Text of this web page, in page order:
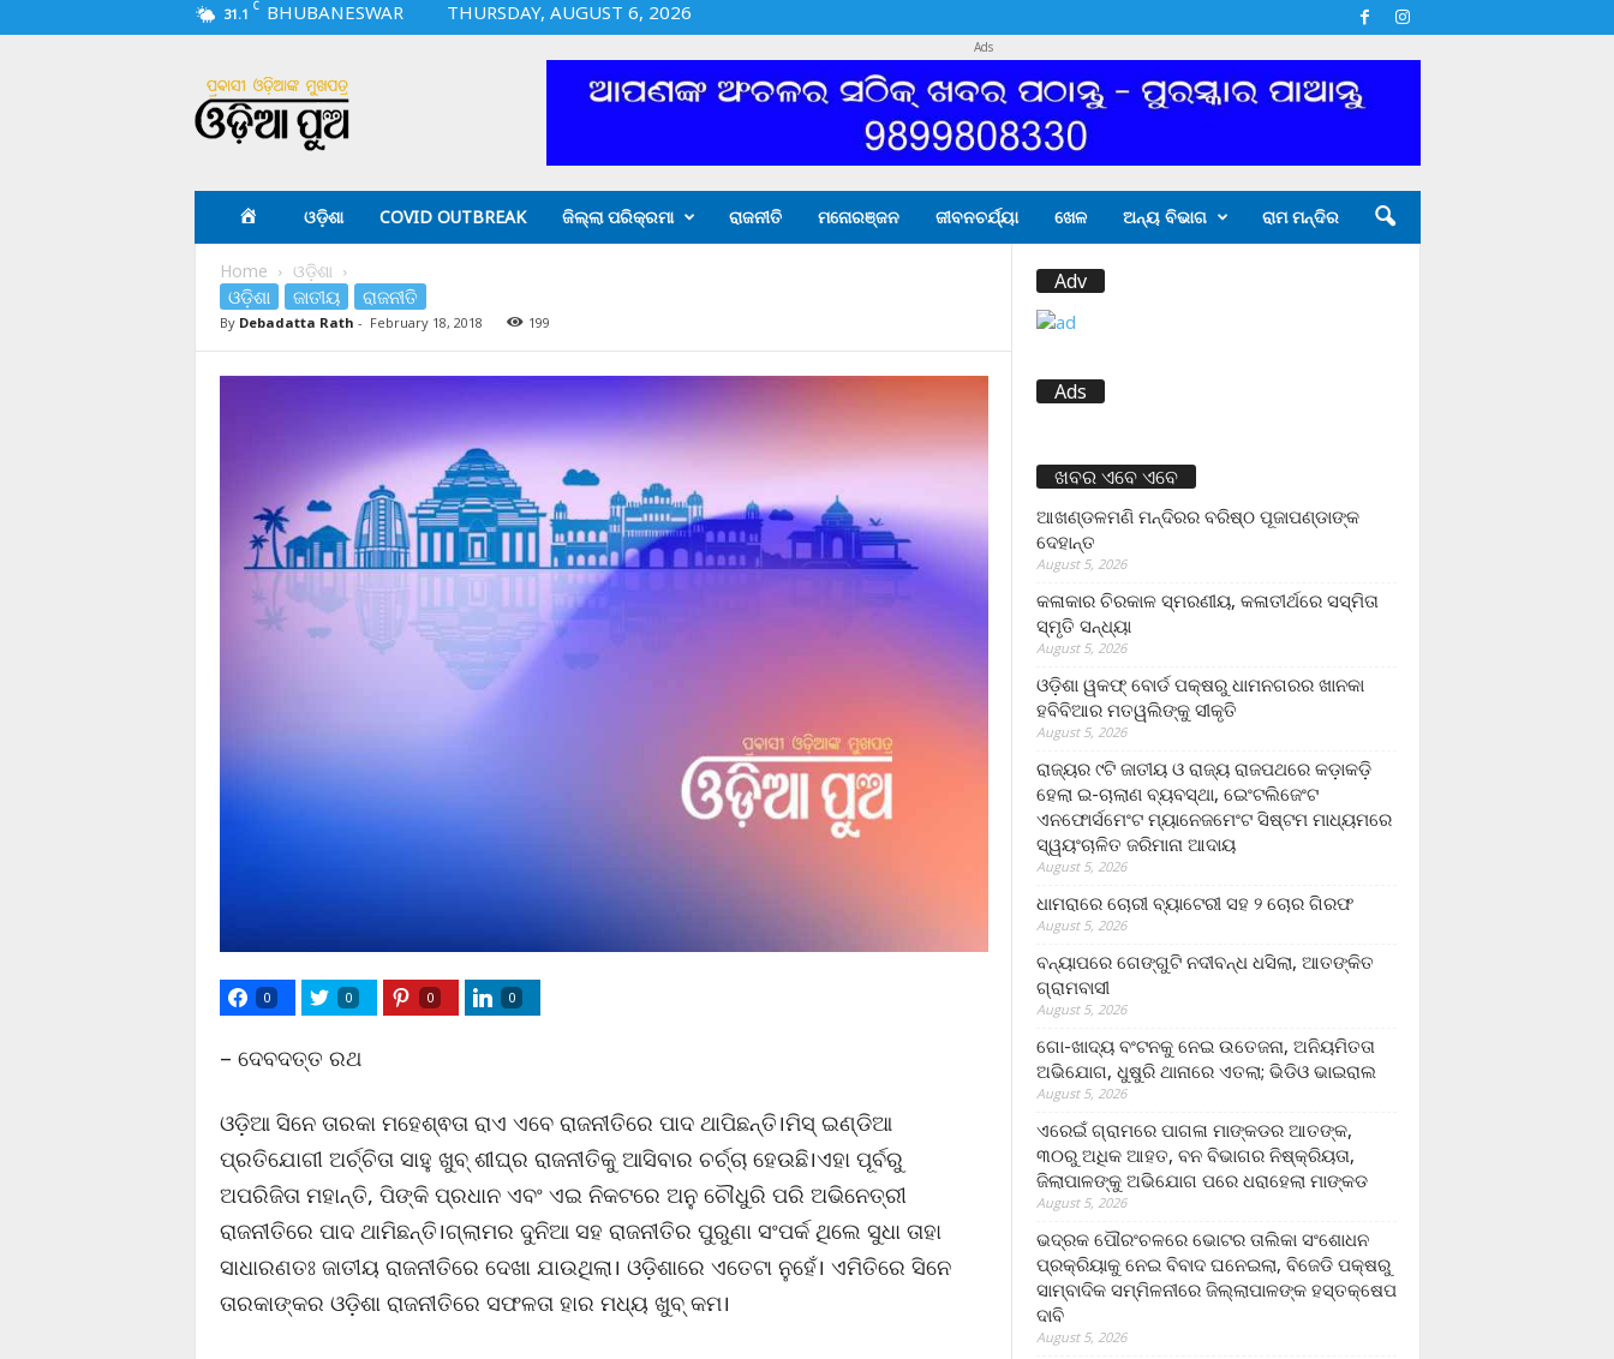
31.1 C BHUBANESWAR
THURSDAY, AUGUST 6, 2026
i
a
Ads
ଓଡ଼ିଶା COVID OUTBREAK ଜିଲ୍ଲା ପରିକ୍ରମା ରାଜନୀତି ମନୋରଞ୍ଜନ ଜୀବନଚର୍ଯ୍ୟା ଖେଳ ଅନ୍ୟ ବିଭାଗ ରାମ ମନ୍ଦିର
Home ଓଡ଼ିଶା
ଓଡ଼ିଶା ଜାତୀୟ ରାଜନୀତି
By Debadatta Rath - February 18, 2018 199
0 0 0 0
– ଦେବଦତ୍ତ ରଥ
ଓଡ଼ିଆ ସିନେ ତାରକା ମହେଶ୍ଵତା ରାଏ ଏବେ ରାଜନୀତିରେ ପାଦ ଥାପିଛନ୍ତି।ମିସ୍ ଇଣ୍ଡିଆ
ପ୍ରତିଯୋଗୀ ଅର୍ଚ୍ଚିତା ସାହୁ ଖୁବ୍ ଶୀଘ୍ର ରାଜନୀତିକୁ ଆସିବାର ଚର୍ଚ୍ଚା ହେଉଛି।ଏହା ପୂର୍ବରୁ
ଅପରିଜିତା ମହାନ୍ତି, ପିଙ୍କି ପ୍ରଧାନ ଏବଂ ଏଇ ନିକଟରେ ଅନୁ ଚୌଧୁରି ପରି ଅଭିନେତ୍ରୀ
ରାଜନୀତିରେ ପାଦ ଥାମିଛନ୍ତି।ଗ୍ଲାମର ଦୁନିଆ ସହ ରାଜନୀତିର ପୁରୁଣା ସଂପର୍କ ଥିଲେ ସୁଧା ତାହା
ସାଧାରଣତଃ ଜାତୀୟ ରାଜନୀତିରେ ଦେଖା ଯାଉଥିଲା। ଓଡ଼ିଶାରେ ଏତେଟା ନୁହେଁ। ଏମିତିରେ ସିନେ
ତାରକାଙ୍କର ଓଡ଼ିଶା ରାଜନୀତିରେ ସଫଳତା ହାର ମଧ୍ୟ ଖୁବ୍ କମ।
Adv
Ads
ଖବର ଏବେ ଏବେ
ଆଖଣ୍ଡଳମଣି ମନ୍ଦିରର ବରିଷ୍ଠ ପୂଜାପଣ୍ଡାଙ୍କ
ଦେହାନ୍ତ
August 5, 2026
କଳାକାର ଚିରକାଳ ସ୍ମରଣୀୟ, କଳାତୀର୍ଥରେ ସସ୍ମିତା
ସ୍ମୃତି ସନ୍ଧ୍ୟା
August 5, 2026
ଓଡ଼ିଶା ୱକଫ୍ ବୋର୍ଡ ପକ୍ଷରୁ ଧାମନଗରର ଖାନକା
ହବିବିଆର ମତୱଲିଙ୍କୁ ସୀକୃତି
August 5, 2026
ରାଜ୍ୟର ୯ଟି ଜାତୀୟ ଓ ରାଜ୍ୟ ରାଜପଥରେ କଡ଼ାକଡ଼ି
ହେଲା ଇ-ଚାଲାଣ ବ୍ୟବସ୍ଥା, ଇେଂଟଲିଜେଂଟ
ଏନଫୋର୍ସମେଂଟ ମ୍ୟାନେଜମେଂଟ ସିଷ୍ଟମ ମାଧ୍ୟମରେ
ସ୍ୱୟଂଚାଳିତ ଜରିମାନା ଆଦାୟ
August 5, 2026
ଧାମରାରେ ଚୋରୀ ବ୍ୟାଟେରୀ ସହ ୨ ଚୋର ଗିରଫ
August 5, 2026
ବନ୍ୟାପରେ ଗେଙ୍ଗୁଟି ନଦୀବନ୍ଧ ଧସିଲା, ଆତଙ୍କିତ
ଗ୍ରାମବାସୀ
August 5, 2026
ଗୋ-ଖାଦ୍ୟ ବଂଟନକୁ ନେଇ ଉତେଜନା, ଅନିୟମିତତା
ଅଭିଯୋଗ, ଧୁଷୁରି ଥାନାରେ ଏତଲା; ଭିଡିଓ ଭାଇରାଲ
August 5, 2026
ଏରେଇଁ ଗ୍ରାମରେ ପାଗଳା ମାଙ୍କଡର ଆତଙ୍କ,
୩୦ରୁ ଅଧିକ ଆହତ, ବନ ବିଭାଗର ନିଷ୍କ୍ରିୟତା,
ଜିଲାପାଳଙ୍କୁ ଅଭିଯୋଗ ପରେ ଧରାହେଲା ମାଙ୍କଡ
August 5, 2026
ଭଦ୍ରକ ପୌରଂଚଳରେ ଭୋଟର ତାଲିକା ସଂଶୋଧନ
ପ୍ରକ୍ରିୟାକୁ ନେଇ ବିବାଦ ଘନେଇଲା, ବିଜେଡି ପକ୍ଷରୁ
ସାମ୍ବାଦିକ ସମ୍ମିଳନୀରେ ଜିଲ୍ଲାପାଳଙ୍କ ହସ୍ତକ୍ଷେପ
ଦାବି
August 5, 2026